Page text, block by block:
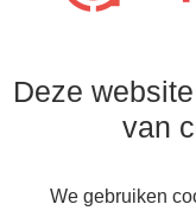
Deze
van
We gebruiken
is op
wel gevonde te